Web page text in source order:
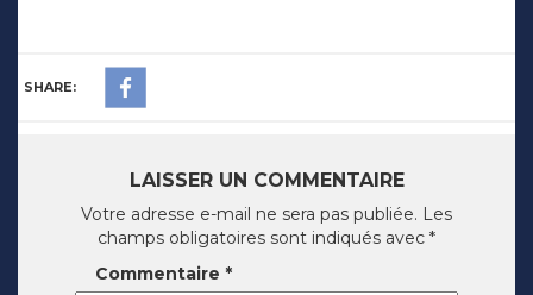
SHARE:
LAISSER UN COMMENTAIRE
Votre adresse e-mail ne sera pas publiée. Les
champs obligatoires sont indiqués avec *
Commentaire *